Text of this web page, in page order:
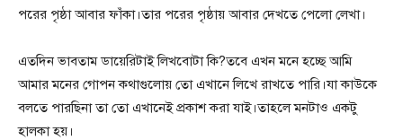
পরের পৃষ্ঠা আবার ফাঁকা।তার পরের পৃষ্ঠায় আবার দেখতে পেলো লেখা।
এতদিন ভাবতাম ডায়েরিটাই লিখবোটা কি?তবে এখন মনে হচ্ছে আমি
আমার মনের গোপন কথাগুলোয় তো এখানে লিখে রাখতে পারি।যা কাউকে
বলতে পারছিনা তা তো এখানেই প্রকাশ করা যাই।তাহলে মনটাও একটু
হালকা হয়।